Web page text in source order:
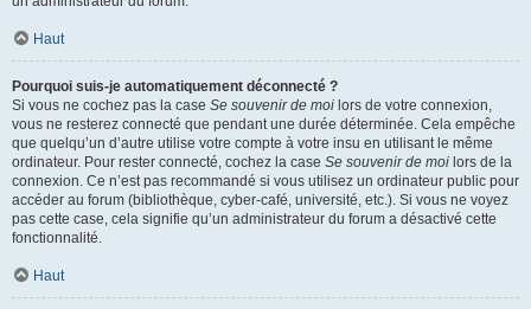
Haut
Pourquoi suis-je automatiquement déconnecté ?
Si vous ne cochez pas la case Se souvenir de moi lors de votre connexion,
vous ne resterez connecté que pendant une durée déterminée. Cela empêche
que quelqu’un d’autre utilise votre compte à votre insu en utilisant le même
ordinateur. Pour rester connecté, cochez la case Se souvenir de moi lors de la
connexion. Ce n’est pas recommandé si vous utilisez un ordinateur public pour
accéder au forum (bibliothèque, cyber-café, université, etc.). Si vous ne voyez
pas cette case, cela signifie qu’un administrateur du forum a désactivé cette
fonctionnalité.
Haut